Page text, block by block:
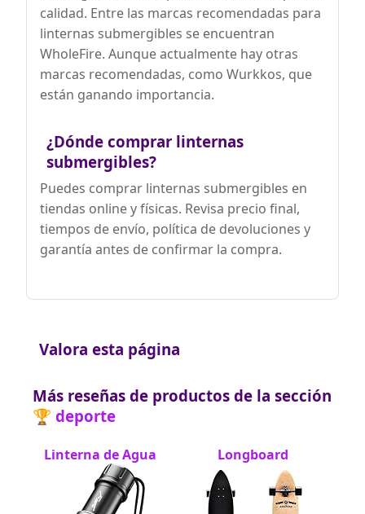
calidad. Entre las marcas recomendadas para
linternas submergibles se encuentran
WholeFire. Aunque actualmente hay otras
marcas recomendadas, como Wurkkos, que
están ganando importancia.
¿Dónde comprar linternas
submergibles?
Puedes comprar linternas submergibles en
tiendas online y físicas. Revisa precio final,
tiempos de envío, política de devoluciones y
garantía antes de confirmar la compra.
Valora esta página
Más reseñas de productos de la sección
🏆 deporte
Linterna de Agua Longboard